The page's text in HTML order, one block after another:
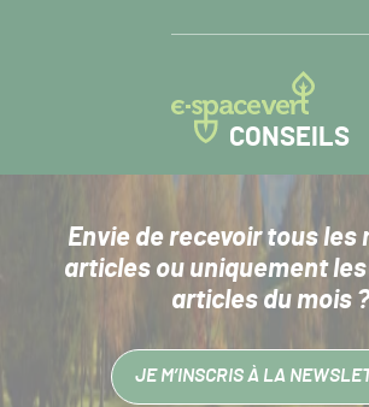
CONSEILS
Envie de recevoir tous les
articlesou uniquement
articles du mois ?
JE M’INSCRIS À LA